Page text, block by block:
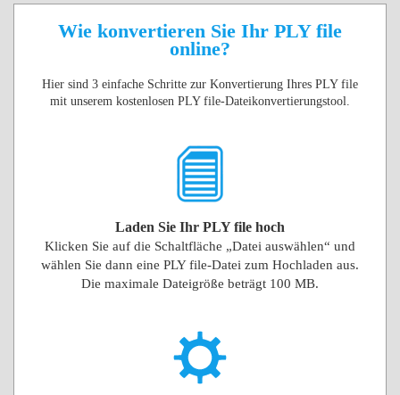
Wie konvertieren Sie Ihr PLY file
online?
Hier sind 3 einfache Schritte zur Konvertierung Ihres PLY file
mit unserem kostenlosen PLY file-Dateikonvertierungstool.
Laden Sie Ihr PLY file hoch
Klicken Sie auf die Schaltfläche „Datei auswählen“ und
wählen Sie dann eine PLY file-Datei zum Hochladen aus.
Die maximale Dateigröße beträgt 100 MB.